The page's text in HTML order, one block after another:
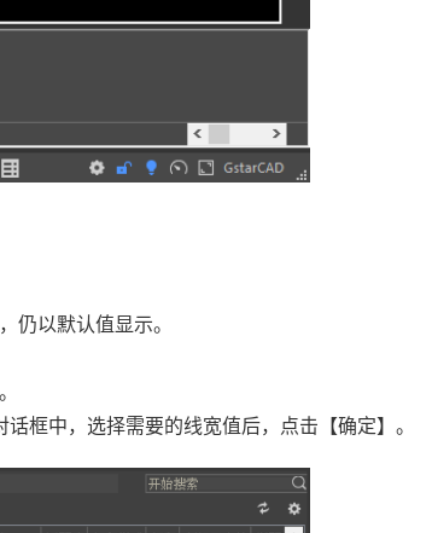
仍以默认值显示。
框中，选择需要的线宽值后，点击【确定】。